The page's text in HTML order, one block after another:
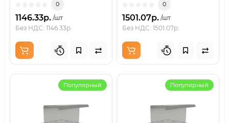
0
1146.33р. /шт
Без НДС: 1146.33р.
0
1501.07р. /шт
Без НДС: 1501.07р.
Популярный Популярный